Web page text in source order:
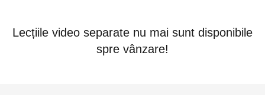
Lecțiile video separate nu mai sunt disponibile
spre vânzare!